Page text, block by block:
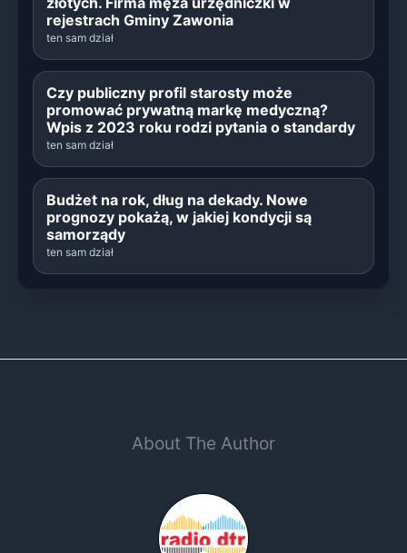
rejestrach Gminy Zawonia
ten sam dział
Czy publiczny profil starosty może
promować prywatną markę medyczną?
Wpis z 2023 roku rodzi pytania o standardy
ten sam dział
Budżet na rok, dług na dekady. Nowe
prognozy pokażą, w jakiej kondycji są
samorządy
ten sam dział
About The Author